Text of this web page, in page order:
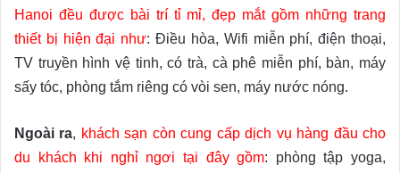
Hanoi đều được bài trí tỉ mỉ, đẹp mắt gồm những trang
thiết bị hiện đại như: Điều hòa, Wifi miễn phí, điện thoại,
TV truyền hình vệ tinh, có trà, cà phê miễn phí, bàn, máy
sấy tóc, phòng tắm riêng có vòi sen, máy nước nóng.
Ngoài ra, khách sạn còn cung cấp dịch vụ hàng đầu cho
du khách khi nghỉ ngơi tại đây gồm: phòng tập yoga,